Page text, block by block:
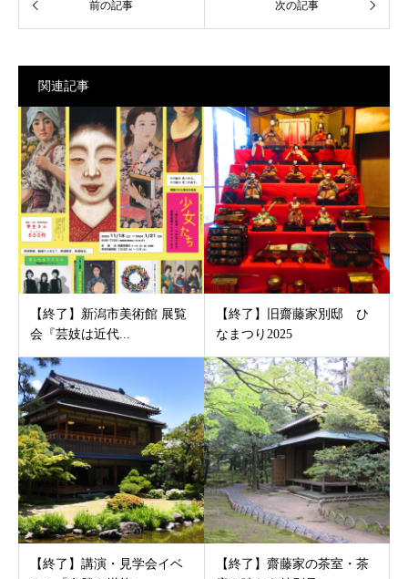
関連記事
【終了】新潟市美術館 展覧
会『芸妓は近代...
【終了】旧齋藤家別邸 ひ
なまつり2025
【終了】講演・見学会イベ
【終了】齋藤家の茶室・茶